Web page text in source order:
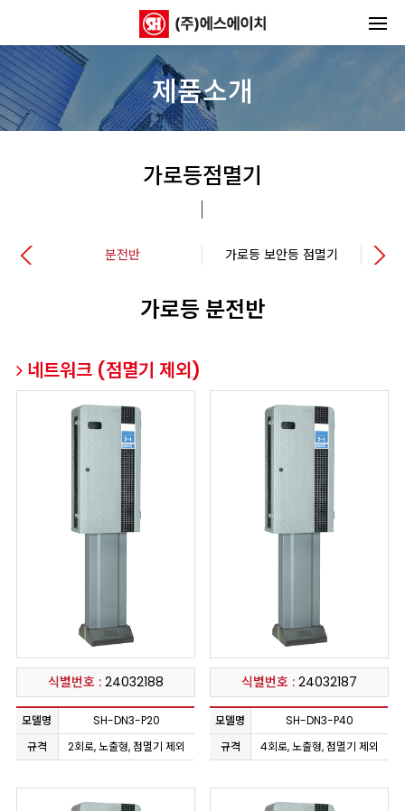
제품소개
가로등점멸기
분전반 가로등 보안등 점멸기
가로등 분전반
네트워크 (점멸기 제외)
식별번호 :24032188
모델명
SH-DN3-P20
규격
2회로, 노출형, 점멸기 제외
식별번호 : 24032187
모델명
SH-DN3-P40
규격
4회로, 노출형, 점멸기 제외